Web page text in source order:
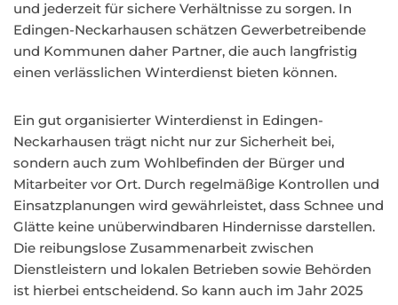
und jederzeit für sichere Verhältnisse zu sorgen. In
Edingen-Neckarhausen schätzen Gewerbetreibende
und Kommunen daher Partner, die auch langfristig
einen verlässlichen Winterdienst bieten können.
Ein gut organisierter Winterdienst in Edingen-
Neckarhausen trägt nicht nur zur Sicherheit bei,
sondern auch zum Wohlbefinden der Bürger und
Mitarbeiter vor Ort. Durch regelmäßige Kontrollen und
Einsatzplanungen wird gewährleistet, dass Schnee und
Glätte keine unüberwindbaren Hindernisse darstellen.
Die reibungslose Zusammenarbeit zwischen
Dienstleistern und lokalen Betrieben sowie Behörden
ist hierbei entscheidend. So kann auch im Jahr 2025